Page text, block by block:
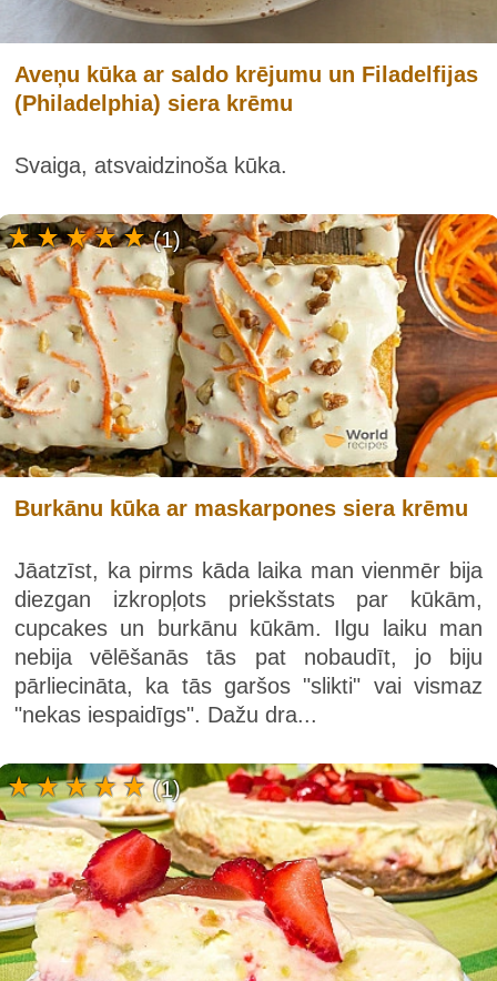
Aveņu kūka ar saldo krējumu un Filadelfijas
(Philadelphia) siera krēmu
Svaiga, atsvaidzinoša kūka.
Burkānu kūka ar maskarpones siera krēmu
Jāatzīst, ka pirms kāda laika man vienmēr bija
diezgan izkropļots priekšstats par kūkām,
cupcakes un burkānu kūkām. Ilgu laiku man
nebija vēlēšanās tās pat nobaudīt, jo biju
pārliecināta, ka tās garšos "slikti" vai vismaz
"nekas iespaidīgs". Dažu dra...
(1)
(1)